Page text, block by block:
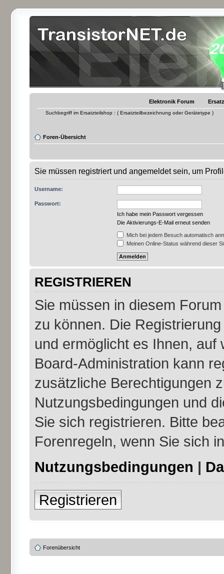
Elektronik Forum
Suchbegriff im Ersatzteilshop : ( Ersatzteilbezeichnung oder Gerätetype )
Foren-Übersicht
Sie müssen registriert und angemeldet sein, um
Username:
Passwort:
Ich habe mein Passwort vergessen
Die Aktivierungs-E-Mail erneut senden
Mich bei jedem Besuch automatisch
Meinen Online-Status während dieser
REGISTRIEREN
Sie müssen in diesem
zu können. Die
und ermöglicht es Ihnen,
Board-Administration kann
zusätzliche Berechtigungen
Nutzungsbedingungen und
Sie sich registrieren. Bitte
Forenregeln, wenn Sie sich
Nutzungsbedingungen |
Registrieren
Forenübersicht